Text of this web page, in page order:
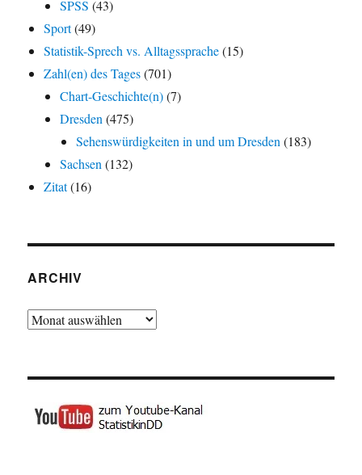
SPSS (43)
Sport(49)
Statistik-Sprech vs. Alltagssprache(15)
Zahl(en) des Tages(701)
Chart-Geschichte(n)(7)
Dresden (475)
Sehenswürdigkeiten in und um Dresden (183)
Sachsen (132)
Zitat(16)
ARCHIV
Archiv